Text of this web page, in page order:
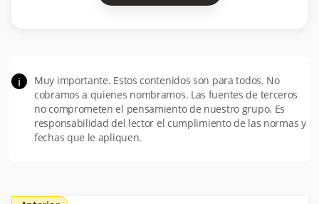
i
Muy importante. Estos contenidos son para todos. No
cobramos a quienes nombramos. Las fuentes de terceros
no comprometen el pensamiento de nuestro grupo. Es
responsabilidad del lector el cumplimiento de las normas y
fechas que le apliquen.